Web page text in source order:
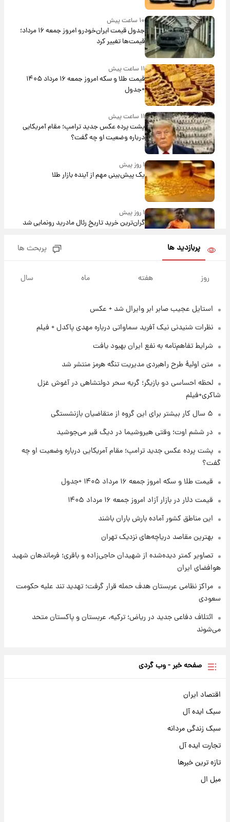
۱۰ ساعت پیش
جدول قیمت ایران‌خودرو امروز جمعه ۱۶ مرداد؛
قیمت‌ها تغییر کرد
۱۱ ساعت پیش
قیمت طلا و سکه امروز جمعه ۱۶ مرداد ۱۴۰۵
+جدول
۱۱ ساعت پیش
پشت پرده عکس جدید ترامپ؛ مقام آمریکایی
درباره وضعیت او چه گفت؟
۱ روز پیش
یک پیش‌بینی مهم از آینده بازار طلا
۱ روز پیش
گران‌ترین خرید تاریخ رئال مادرید رونمایی شد
روزها پربارش‌تر خواهند بود؟
۱ روز پیش
شد؛ تیکدری، محبی و سرگیف با اعداد ویژه
جزئیات فعال‌سازی «کیف پول ایران» اعلام
شد+فیلم
تغییر تند قیمت محصولات ایران‌خودرو و سایپا
امروز پنجشنبه ۱۵ مرداد ۱۴۰۵ +جدول
۱ روز پیش
۱ روز پیش
شد
پربازدید ها پربحث ها
روز هفته ماه سال
استایل عجیب صابر ابر وایرال شد + عکس
نظرات شنیدنی نیک آفرید سماواتی درباره مهدی پاکدل + فیلم
شرایط تفاهم‌نامه به نفع ایران بهبود یافت
متن اولیۀ طرح راهبردی مدیریت تنگه هرمز منتشر شد
لحظه احساسی دو بازیگر؛ گریه سحر دولتشاهی در آغوش غزل
شاکری+فیلم
۵ سال کار بیشتر برای این گروه از متقاضیان بازنشستگی
در ششم اوت؛ وقتی هیروشیما در دیگ قیر می‌جوشید
پشت پرده عکس جدید ترامپ؛ مقام آمریکایی درباره وضعیت او چه
گفت؟
قیمت طلا و سکه امروز جمعه ۱۶ مرداد ۱۴۰۵ +جدول
قیمت دلار در بازار آزاد امروز جمعه ۱۶ مرداد ۱۴۰۵
این مناطق کشور آماده بارش باران باشند
بهترین مقاصد دریاچه‌های نزدیک تهران
تصاویر کمتر دیده‌شده از شهیدان حاجی‌زاده و باقری؛ فرماندهان شهید
هوافضای ایران
مراکز نظامی عربستان هدف حمله قرار گرفت؛ تهدید تند علیه حکومت
سعودی
ائتلاف دفاعی جدید در ریاض؛ ترکیه، عربستان و پاکستان متحد
می‌شوند
صفحه خبر - وب گردی
اقتصاد ایران
سبک ایده آل
سبک زندگی مردانه
تجارت ایده آل
تازه ترین خبرها
مبل ال